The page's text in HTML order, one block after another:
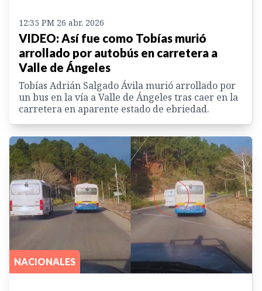
12:35 PM 26 abr. 2026
VIDEO: Así fue como Tobías murió
arrollado por autobús en carretera a
Valle de Ángeles
Tobías Adrián Salgado Ávila murió arrollado por
un bus en la vía a Valle de Ángeles tras caer en la
carretera en aparente estado de ebriedad.
NACIONALES